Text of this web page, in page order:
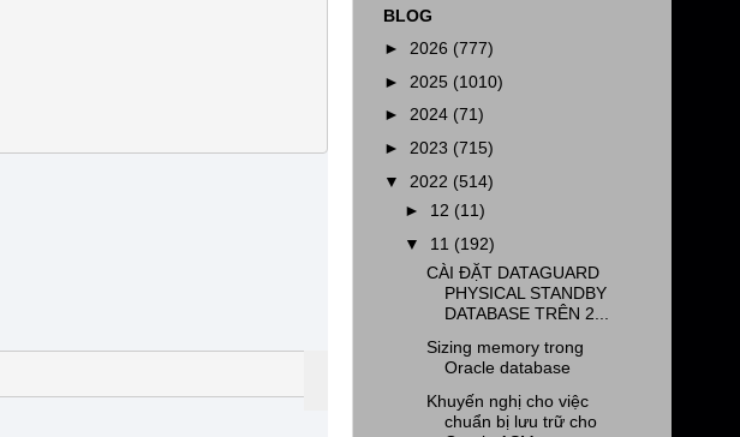
BLOG
► 2026 (777)
► 2025 (1010)
► 2024 (71)
► 2023 (715)
▼ 2022 (514)
► 12 (11)
▼ 11 (192)
CÀI ĐẶT DATAGUARD
PHYSICAL STANDBY
DATABASE TRÊN 2...
Sizing memory trong
Oracle database
Khuyến nghị cho việc
chuẩn bị lưu trữ cho